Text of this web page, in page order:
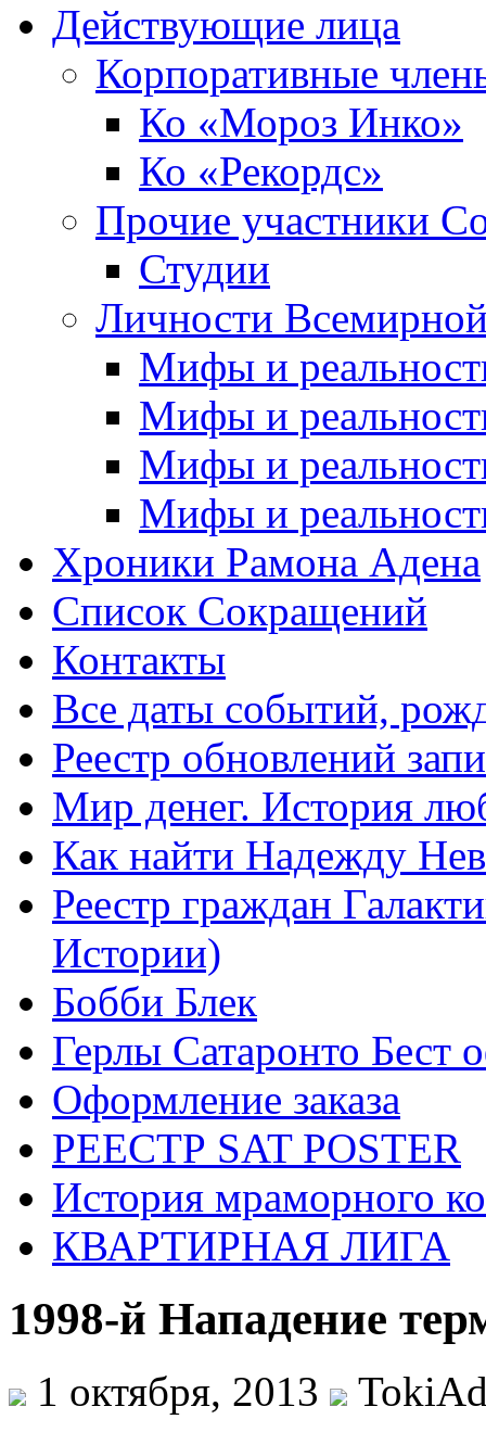
Действующие лица
Корпоративные
Ко «Мороз Инко»
Ко «Рекордс»
Прочие участники
Студии
Личности
Мифы и
Мифы и
Мифы и
Мифы и
Хроники Рамона Адена
Список Сокращений
Контакты
Все даты событий,
Реестр обновлений
Мир денег. История
Как найти Надежду
Реестр граждан
Истории)
Бобби Блек
Герлы Сатаронто Бест
Оформление заказа
РЕЕСТР SAT POSTER
История мраморного
КВАРТИРНАЯ ЛИГА
1998-й Нападение
1 октября, 2013